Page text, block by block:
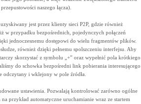
naszego łącza).
jest przez klienty sieci P2P, gdzie również
w przypadku bezpośrednich, pojedynczych połączeń
jednoczesnemu dostępowi do wielu fragmentów plików.
również dzięki pełnemu spolszczeniu interfejsu. Aby
skorzystać z symbolu „+” oraz wypełnić pola krótkiego
do schowka bezpośredni link pobierania interesującego
odczytany i wklejony w pole źródła.
ustawienia. Pozwalają kontrolować zarówno ogólne
przykład automatyczne uruchamianie wraz ze startem